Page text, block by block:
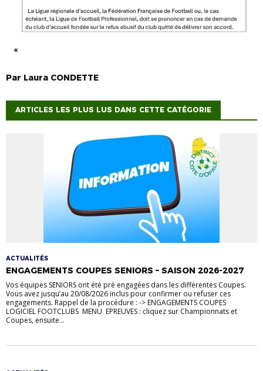
«
Par Laura CONDETTE
ARTICLES LES PLUS LUS DANS CETTE CATÉGORIE
ACTUALITÉS
ENGAGEMENTS COUPES SENIORS – SAISON 2026-2027
Vos équipes SENIORS ont été pré engagées dans les différentes Coupes.
Vous avez jusqu’au 20/08/2026 inclus pour confirmer ou refuser ces
engagements. Rappel de la procédure : -> ENGAGEMENTS COUPES
LOGICIEL FOOTCLUBS MENU EPREUVES : cliquez sur Championnats et
Coupes, ensuite...